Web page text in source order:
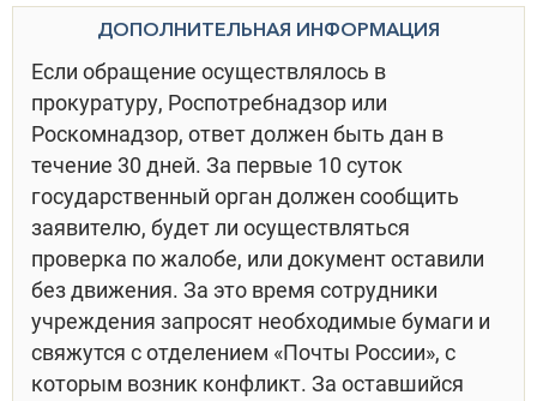
ДОПОЛНИТЕЛЬНАЯ ИНФОРМАЦИЯ
Если обращение осуществлялось в
прокуратуру, Роспотребнадзор или
Роскомнадзор, ответ должен быть дан в
течение 30 дней. За первые 10 суток
государственный орган должен сообщить
заявителю, будет ли осуществляться
проверка по жалобе, или документ оставили
без движения. За это время сотрудники
учреждения запросят необходимые бумаги и
свяжутся с отделением «Почты России», с
которым возник конфликт. За оставшийся